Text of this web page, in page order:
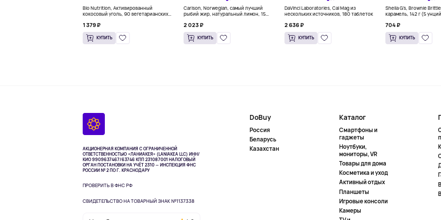
Bio Nutrition, Активированный
кокосовый уголь, 90 вегетарианских
1 379 ₽
КУПИТЬ
Carlson, Norwegian, самый лучший
рыбий жир, натуральный лимон, 15
2 023 ₽
КУПИТЬ
DaVinci Laboratories, Cal Mag из
нескольких источников, 180 таблеток
2 636 ₽
КУПИТЬ
Sheila G's, Brownie
карамель, 142 г (5
704 ₽
КУПИТЬ
АКЦИОНЕРНАЯ КОМПАНИЯ С ОГРАНИЧЕННОЙ
ОТВЕТСТВЕННОСТЬЮ «ЛАНИАКЕЯ» (LANIAKEA LLC) ИНН/
КИО 9909637467/63746 КПП 231087001НАЛОГОВЫЙ
ОРГАН ПОСТАНОВКИ НА УЧЁТ 2310 — ИНСПЕКЦИЯ ФНС
РОССИИ № 2 ПО Г. КРАСНОДАРУ
ПРОВЕРИТЬ В ФНС РФ
СВИДЕТЕЛЬСТВО НА ТОВАРНЫЙ ЗНАК №1137338
DoBuy
Россия
Беларусь
Казахстан
Каталог
Смартфоны и
гаджеты
Ноутбуки,
мониторы, VR
Товары для дома
Косметика и уход
Активный отдых
Планшеты
Игровые консоли
Камеры